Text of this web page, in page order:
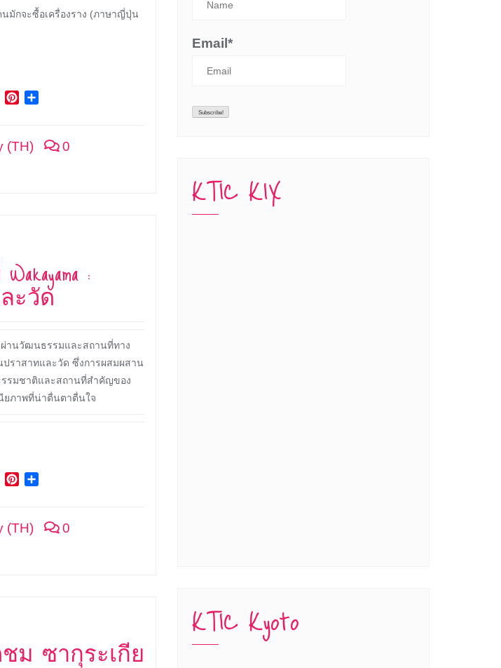
มักจะซื้อเครื่องราง (ภาษาญี่ปุ่น
WhatsApp
Pinterest
(TH)
0
:
ะวัด
ผ่านวัฒนธรรมและสถานที่ทาง
ปราสาทและวัด ซึ่งการผสมผสาน
รรมชาติและสถานที่สำคัญของ
ยภาพที่น่าตื่นตาตื่นใจ
WhatsApp
Pinterest
(TH)
0
ม ซากุระเกีย
Email*
KTIC KIX
KTIC Kyoto